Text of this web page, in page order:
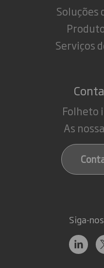
Soluções
Serviços
Folheto
As
Siga-nos